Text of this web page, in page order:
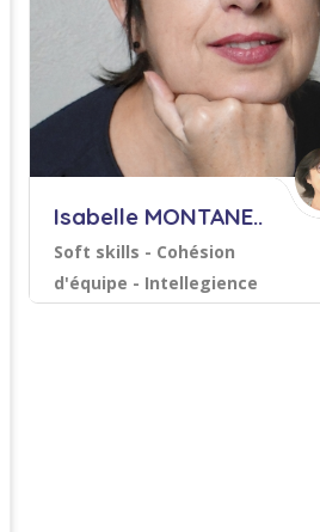
Isabelle MONTANE..
Soft skills - Cohésion
d'équipe - Intellegience